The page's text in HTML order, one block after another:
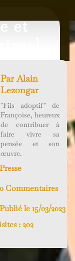
et
ParAlain
Lezongar
"Fils adoptif" de
Françoise, heureux
de contribuer à
faire vivre sa
pensée et son
œuvre.
Presse
0 Commentaires
Publié le 15/03/2023
: 202